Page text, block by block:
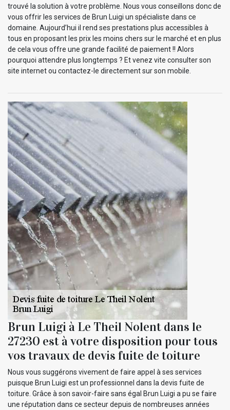
trouvé la solution à votre problème. Nous vous conseillons donc de
vous offrir les services de Brun Luigi un spécialiste dans ce
domaine. Aujourd’hui il rend ses prestations plus accessibles à
tous en proposant les prix les moins chers sur le marché et en plus
de cela vous offre une grande facilité de paiement !! Alors
pourquoi attendre plus longtemps ? Et venez vite consulter son
site internet ou contactez-le directement sur son mobile.
Brun Luigi à Le Theil Nolent dans le
27230 est à votre disposition pour tous
vos travaux de devis fuite de toiture
Nous vous suggérons vivement de faire appel à ses services
puisque Brun Luigi est un professionnel dans la devis fuite de
toiture. Grâce à son savoir-faire sans égal Brun Luigi a pu se faire
une réputation dans ce secteur depuis de nombreuses années